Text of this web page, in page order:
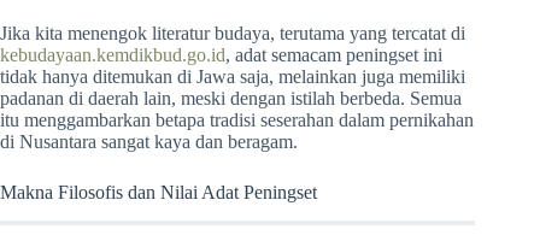
Jika kita menengok literatur budaya, terutama yang tercatat di
kebudayaan.kemdikbud.go.id, adat semacam peningset ini
tidak hanya ditemukan di Jawa saja, melainkan juga memiliki
padanan di daerah lain, meski dengan istilah berbeda. Semua
itu menggambarkan betapa tradisi seserahan dalam pernikahan
di Nusantara sangat kaya dan beragam.
Makna Filosofis dan Nilai Adat Peningset